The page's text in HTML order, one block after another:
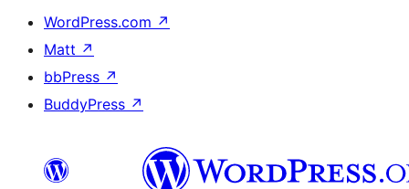
WordPress.com ↗
Matt ↗
bbPress ↗
BuddyPress ↗